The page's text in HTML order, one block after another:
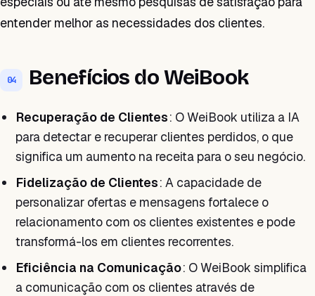
entender melhor as necessidades dos clientes.
04 Benefícios do WeiBook
Recuperação de Clientes: O WeiBook utiliza a IA
para detectar e recuperar clientes perdidos, o que
significa um aumento na receita para o seu negócio.
Fidelização de Clientes: A capacidade de
personalizar ofertas e mensagens fortalece o
relacionamento com os clientes existentes e pode
transformá-los em clientes recorrentes.
Eficiência na Comunicação: O WeiBook simplifica
a comunicação com os clientes através de